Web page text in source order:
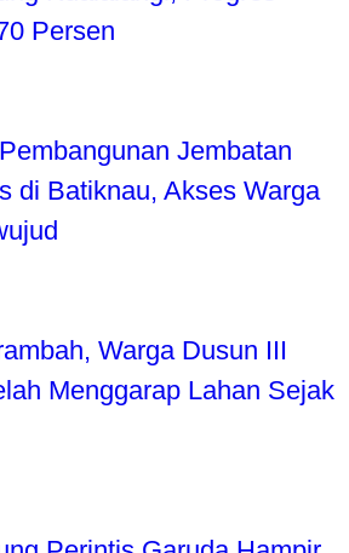
Persen
Jembatan
di Batiknau, Akses Warga
Warga Dusun III
Menggarap Lahan Sejak